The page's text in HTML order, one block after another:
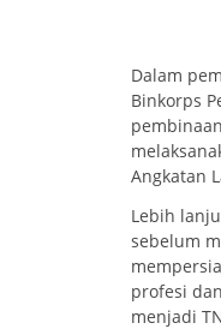
Dalam
Binkorps
Angkatan
Lebih
sebelum
profesi
menjadi